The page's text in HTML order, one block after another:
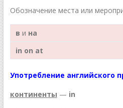
Обозначение места или
в и на
in on at
Употребление английского
континенты — in